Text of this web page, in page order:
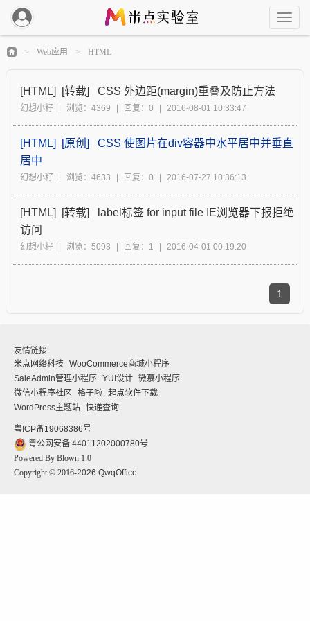
> Web应用 > HTML
[HTML] [转载] CSS 外边距(margin)重叠及防止方法
幻想小籽 浏览：4369 回复：0 2016-08-01 10:33:47
[HTML] [原创]
CSS 使图片在div容器中水平居中并垂直
居中
幻想小籽 浏览：4633 回复：0 2016-07-27 10:36:13
[HTML] [转载]
label标签 for input file IE浏览器下报拒绝
访问
幻想小籽 浏览：5093 回复：1 2016-04-01 00:19:20
1
友情链接
米点网络科技
WooCommerce商城小程序
SaleAdmin管理小程序 YUI设计 微慕小程序
微信小程序社区
格子啦 起点软件下载
WordPress主题站 快递查询
粤ICP备19068386号
粤公网安备 44011202000780号
Powered By Blown 1.0
Copyright © 2016-2026 QwqOffice